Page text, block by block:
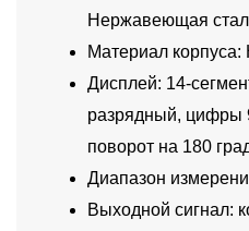
Нержавеющая
Материал
Дисплей: 14-
разрядный, цифры
поворот на 180
Диапазон
Выходной сигнал: